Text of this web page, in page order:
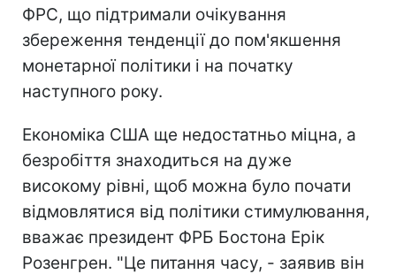
ФРС, що підтримали очікування
збереження тенденції до пом'якшення
монетарної політики і на початку
наступного року.
Економіка США ще недостатньо міцна, а
безробіття знаходиться на дуже
високому рівні, щоб можна було почати
відмовлятися від політики стимулювання,
вважає президент ФРБ Бостона Ерік
Розенгрен. "Це питання часу, - заявив він